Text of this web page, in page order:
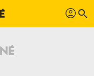
profil search